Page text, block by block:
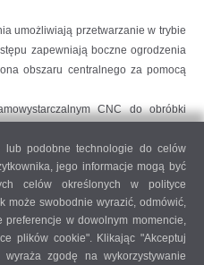
umożliwiają przetwarzanie w trybie
zapewniają boczne ogrodzenia
obszaru centralnego za pomocą
CNC do obróbki
obrotowego oznacza, że nie jest
Windows i płaskim ekranem
lub podobne technologie do celów
jego informacje mogą być
celów określonych w polityce
może swobodnie wyrazić, odmówić,
w dowolnym momencie,
plików cookie". Klikając "Akceptuj
zgodę na wykorzystywanie